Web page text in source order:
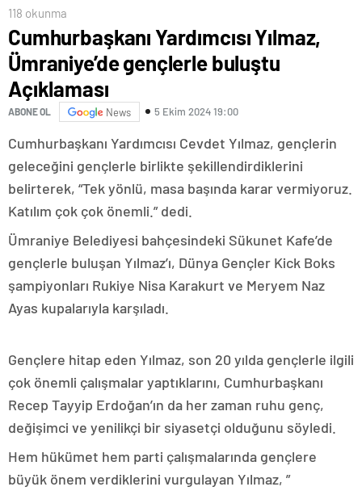
118 okunma
Cumhurbaşkanı Yardımcısı Yılmaz,
Ümraniye’de gençlerle buluştu
Açıklaması
ABONE OL News 5 Ekim 2024 19:00
Cumhurbaşkanı Yardımcısı Cevdet Yılmaz, gençlerin
geleceğini gençlerle birlikte şekillendirdiklerini
belirterek, “Tek yönlü, masa başında karar vermiyoruz.
Katılım çok çok önemli.” dedi.
Ümraniye Belediyesi bahçesindeki Sükunet Kafe’de
gençlerle buluşan Yılmaz’ı, Dünya Gençler Kick Boks
şampiyonları Rukiye Nisa Karakurt ve Meryem Naz
Ayas kupalarıyla karşıladı.
Gençlere hitap eden Yılmaz, son 20 yılda gençlerle ilgili
çok önemli çalışmalar yaptıklarını, Cumhurbaşkanı
Recep Tayyip Erdoğan’ın da her zaman ruhu genç,
değişimci ve yenilikçi bir siyasetçi olduğunu söyledi.
Hem hükümet hem parti çalışmalarında gençlere
büyük önem verdiklerini vurgulayan Yılmaz, ”